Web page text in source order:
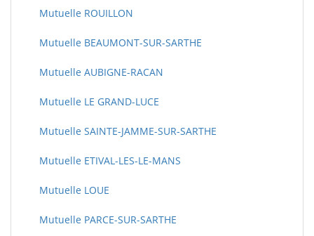
Mutuelle ROUILLON
Mutuelle BEAUMONT-SUR-SARTHE
Mutuelle AUBIGNE-RACAN
Mutuelle LE GRAND-LUCE
Mutuelle SAINTE-JAMME-SUR-SARTHE
Mutuelle ETIVAL-LES-LE-MANS
Mutuelle LOUE
Mutuelle PARCE-SUR-SARTHE